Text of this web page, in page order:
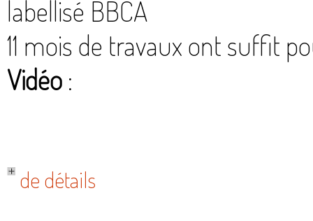
labellisé BBCA
11 mois de travaux ont suffit
Vidéo :
de détails